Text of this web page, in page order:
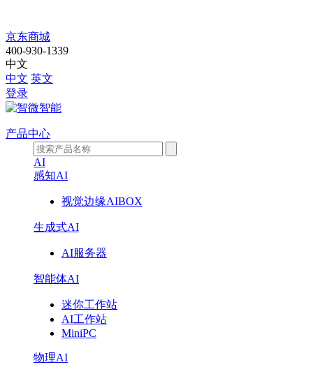
喜
报！
智
微
京东商城
400-930-1339
中文
中文 英文
登录
产品中心
AI
感知AI
视觉边缘AIBOX
生成式AI
AI服务器
智能体AI
迷你工作站
AI工作站
MiniPC
物理AI